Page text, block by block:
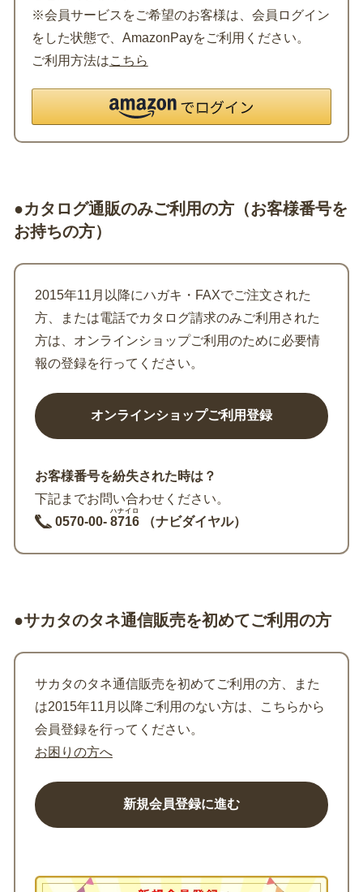
※会員サービスをご希望のお客様は、会員ログイン
をした状態で、AmazonPayをご利用ください。
ご利用方法はこちら
●カタログ通販のみご利用の方（お客様番号を
お持ちの方）
2015年11月以降にハガキ・FAXでご注文された
方、または電話でカタログ請求のみご利用された
方は、オンラインショップご利用のために必要情
報の登録を行ってください。
お客様番号を紛失された時は？
下記までお問い合わせください。
0570-00- 8716
ハナイロ
（ナビダイヤル）
●サカタのタネ通信販売を初めてご利用の方
サカタのタネ通信販売を初めてご利用の方、また
は2015年11月以降ご利用のない方は、こちらから
会員登録を行ってください。
お困りの方へ